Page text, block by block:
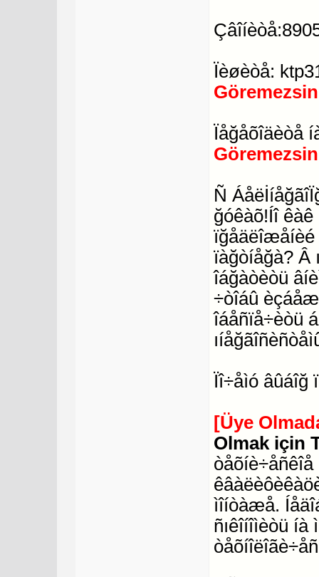
Ïèøèòå:
Ïåğåõîäèòå
Ñ
ğóêàõ!Íî
ïğåäëîæåíèé
ïàğòíåğà? Â
îáğàòèòü
÷òîáû
îáåñïå÷èòü
Ïî÷åìó âûáîğ
[Üye
Olmak için
ìîíòàæå.
ñıêîíîìèòü íà